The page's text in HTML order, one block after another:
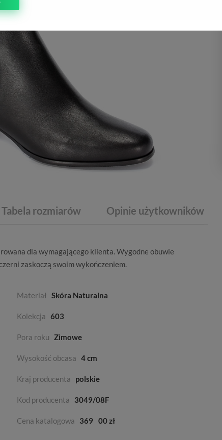
Tabela rozmiarów Opinie użytkowników
dla wymagającego klienta. Wygodne obuwie
zaskoczą swoim wykończeniem.
Materiał Skóra Naturalna
Kolekcja 603
Pora roku Zimowe
Wysokość obcasa 4 cm
Kraj producenta polskie
Kod producenta 3049/08F
Cena katalogowa 369 00 zł